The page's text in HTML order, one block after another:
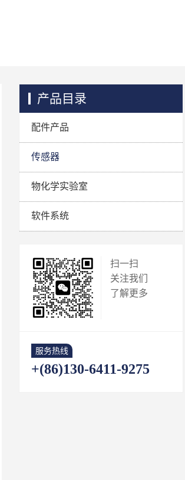
产品目录
配件产品
传感器
物化学实验室
软件系统
扫一扫
关注我们
了解更多
服务热线
+(86)130-6411-9275